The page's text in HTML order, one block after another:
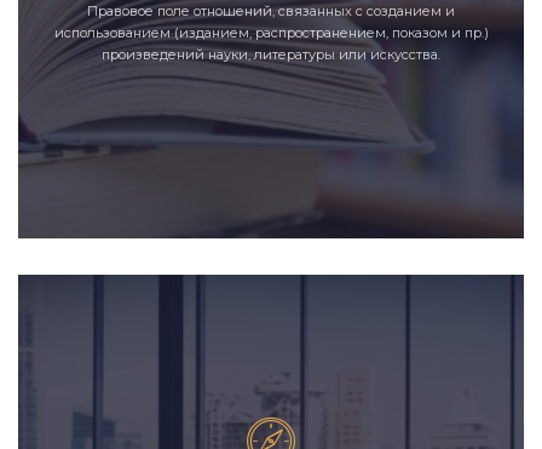
Правовое поле отношений, связанных с созданием и
использованием (изданием, распространением, показом и пр.)
произведений науки, литературы или искусства.